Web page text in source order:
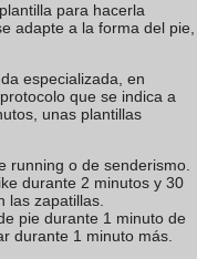
para hacerla
adapte a la forma del pie,
especializada, en
que se indica a
unas plantillas
running o de senderismo.
durante 2 minutos y 30
las zapatillas.
pie durante 1 minuto de
durante 1 minuto más.